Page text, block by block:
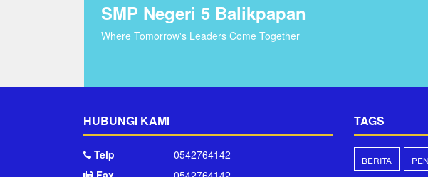
SMP Negeri 5 Balikpapan
Where Tomorrow's Leaders Come Together
HUBUNGI KAMI
Telp
0542764142
TAGS
BERITA